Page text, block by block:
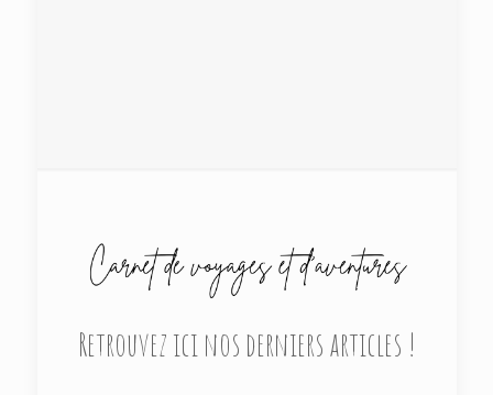
Retrouvez ici nos derniers articles !